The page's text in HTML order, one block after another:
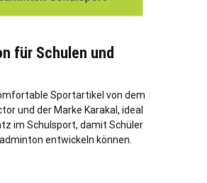
für Schulen und
Sportartikel von dem
und der Marke Karakal, ideal
im Schulsport, damit Schüler
entwickeln können.